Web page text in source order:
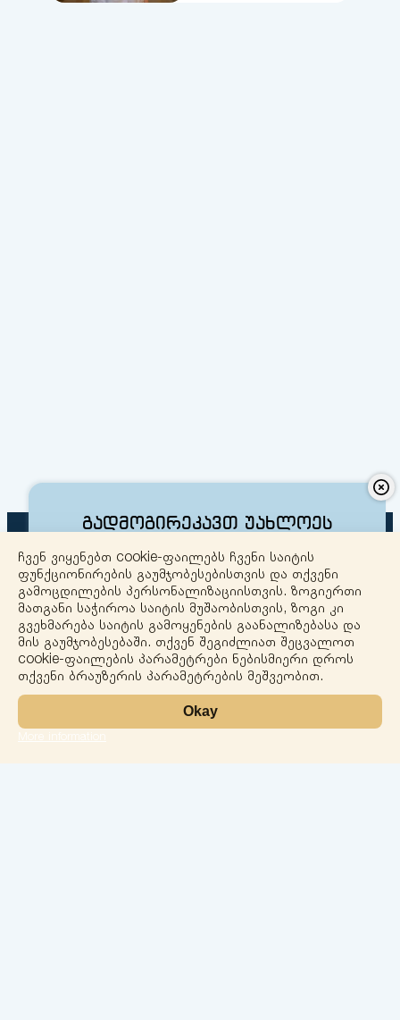
+
−
ჩვენ ვიყენებთ cookie-ფაილებს ჩვენი საიტის
ფუნქციონირების გაუმჯობესებისთვის და თქვენი
გამოცდილების პერსონალიზაციისთვის. ზოგიერთი
მათგანი საჭიროა საიტის მუშაობისთვის, ზოგი კი
გვეხმარება საიტის გამოყენების გაანალიზებასა და
მის გაუმჯობესებაში. თქვენ შეგიძლიათ შეცვალოთ
cookie-ფაილების პარამეტრები ნებისმიერი დროს
თქვენი ბრაუზერის პარამეტრების მეშვეობით.
Okay
More information
გადმოგირეკავთ უახლოეს